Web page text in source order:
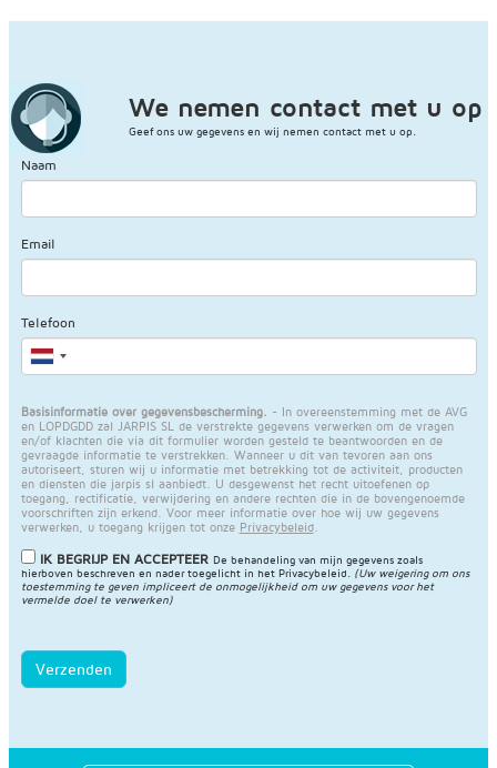
We nemen contact met u op
Geef ons uw gegevens en wij nemen contact met u op.
Naam
Email
Telefoon
Basisinformatie over gegevensbescherming. - In overeenstemming met de AVG
en LOPDGDD zal JARPIS SL de verstrekte gegevens verwerken om de vragen
en/of klachten die via dit formulier worden gesteld te beantwoorden en de
gevraagde informatie te verstrekken. Wanneer u dit van tevoren aan ons
autoriseert, sturen wij u informatie met betrekking tot de activiteit, producten
en diensten die jarpis sl aanbiedt. U desgewenst het recht uitoefenen op
toegang, rectificatie, verwijdering en andere rechten die in de bovengenoemde
voorschriften zijn erkend. Voor meer informatie over hoe wij uw gegevens
verwerken, u toegang krijgen tot onze Privacybeleid.
IK BEGRIJP EN ACCEPTEER De behandeling van mijn gegevens zoals
hierboven beschreven en nader toegelicht in het Privacybeleid
(Uw weigering om ons
toestemming te geven impliceert de onmogelijkheid om uw gegevens voor het
vermelde doel te verwerken)
Verzenden